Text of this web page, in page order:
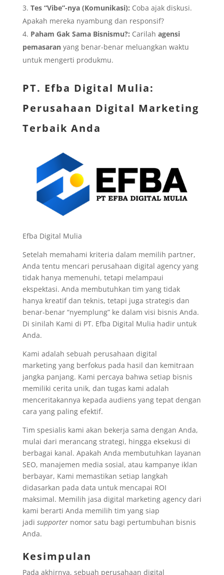
Tes “Vibe”-nya (Komunikasi): Coba ajak diskusi.
Apakah mereka nyambung dan responsif?
Paham Gak Sama Bisnismu?: Carilah agensi
pemasaranyang benar-benar meluangkan waktu
untuk mengerti produkmu.
PT. Efba Digital Mulia:
Perusahaan Digital Marketing
Terbaik Anda
Efba Digital Mulia
Setelah memahami kriteria dalam memilih partner,
Anda tentu mencari perusahaan digital agency yang
tidak hanya memenuhi, tetapi melampaui
ekspektasi. Anda membutuhkan tim yang tidak
hanya kreatif dan teknis, tetapi juga strategis dan
benar-benar “nyemplung” ke dalam visi bisnis Anda.
Di sinilah Kami di PT. Efba Digital Mulia hadir untuk
Anda.
Kami adalah sebuah perusahaan digital
marketing yang berfokus pada hasil dan kemitraan
jangka panjang. Kami percaya bahwa setiap bisnis
memiliki cerita unik, dan tugas kami adalah
menceritakannya kepada audiens yang tepat dengan
cara yang paling efektif.
Tim spesialis kami akan bekerja sama dengan Anda,
mulai dari merancang strategi, hingga eksekusi di
berbagai kanal. Apakah Anda membutuhkan layanan
SEO, manajemen media sosial, atau kampanye iklan
berbayar, Kami memastikan setiap langkah
didasarkan pada data untuk mencapai ROI
maksimal. Memilih jasa digital marketing agency dari
kami berarti Anda memilih tim yang siap
jadi supporternomor satu bagi pertumbuhan bisnis
Anda.
Kesimpulan
Pada akhirnya, sebuah perusahaan digital